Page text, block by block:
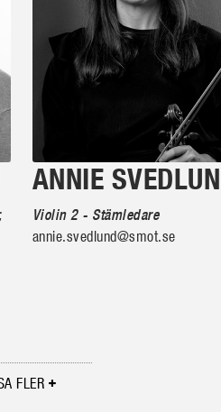
ANNIE
Violin 2 - Stämledare
annie.svedlund@smot.se
FLER